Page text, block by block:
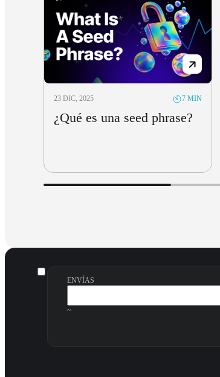
23 DIC, 2025 7 MIN
¿Qué es una seed phrase?
ENVÍAS
~